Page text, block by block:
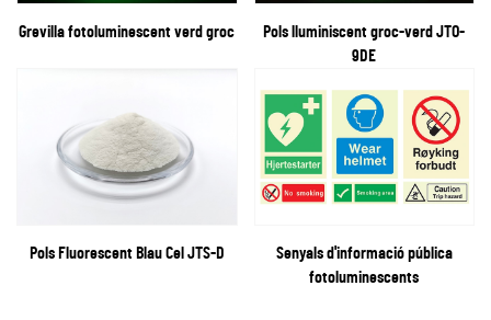
Grevilla fotoluminescent verd groc
Pols lluminiscent groc-verd JTO-
9DE
Pols Fluorescent Blau Cel JTS-D
Senyals d'informació pública
fotoluminescents